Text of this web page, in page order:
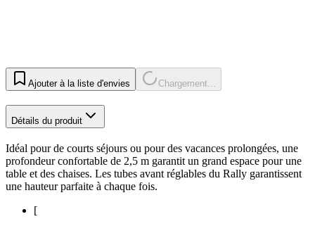
Ajouter à la liste d'envies Chargement...
Détails du produit
Idéal pour de courts séjours ou pour des vacances prolongées, une
profondeur confortable de 2,5 m garantit un grand espace pour une
table et des chaises. Les tubes avant réglables du Rally garantissent
une hauteur parfaite à chaque fois.
[